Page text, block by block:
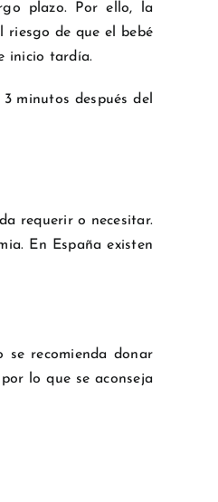
plazo. Por ello, la
riesgo de que el bebé
inicio tardía.
minutos después del
requerir o necesitar.
En España existen
se recomienda donar
lo que se aconseja